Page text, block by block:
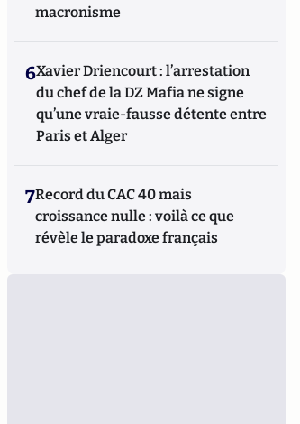
macronisme
6Xavier Driencourt : l’arrestation
du chef de la DZ Mafia ne signe
qu’une vraie-fausse détente entre
Paris et Alger
7Record du CAC 40 mais
croissance nulle : voilà ce que
révèle le paradoxe français